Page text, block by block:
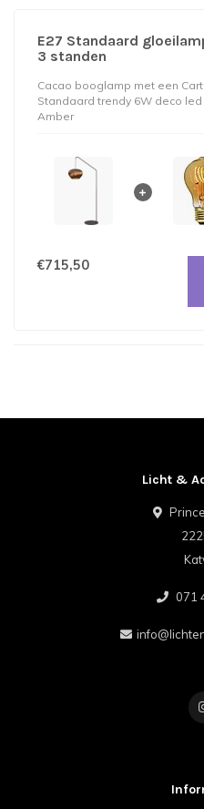
E27 Standaard
3 standen
Cacao booglamp met een
Standaard trendy 6W deco
Amber
€715,50
Licht &
071